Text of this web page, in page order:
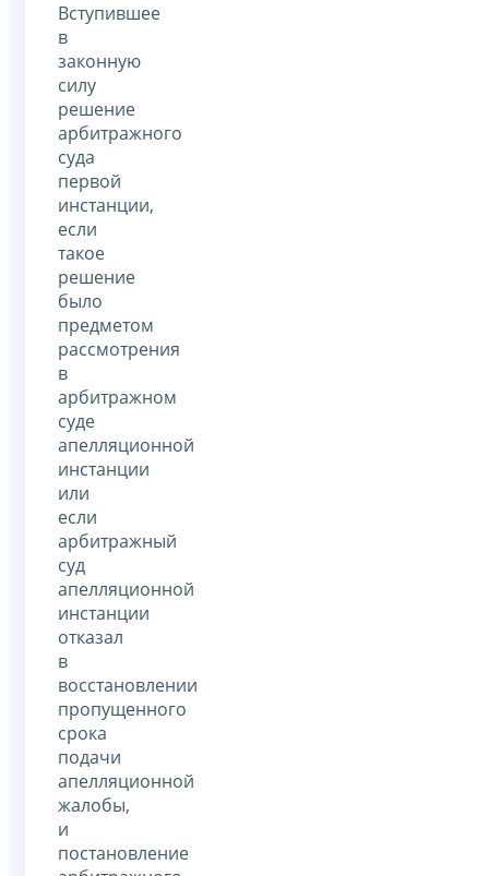
Вступившее
в
законную
силу
решение
арбитражного
суда
первой
инстанции,
если
такое
решение
было
предметом
рассмотрения
в
арбитражном
суде
апелляционной
инстанции
или
если
арбитражный
суд
апелляционной
инстанции
отказал
в
восстановлении
пропущенного
срока
подачи
апелляционной
жалобы,
и
постановление